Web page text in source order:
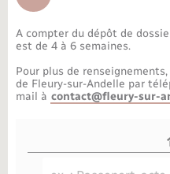
Parrainage civil
Recensement militaire
Petite enfance
Info jeunes
Associations
Bornes de recharge
Travaux - Autorisation
public
Publications
Agenda
La Communauté de
A compter du dépôt de
est de 4 à 6 semaines.
Pour plus de
de Fleury-sur-Andelle par
mail à contact@fleury-sur-